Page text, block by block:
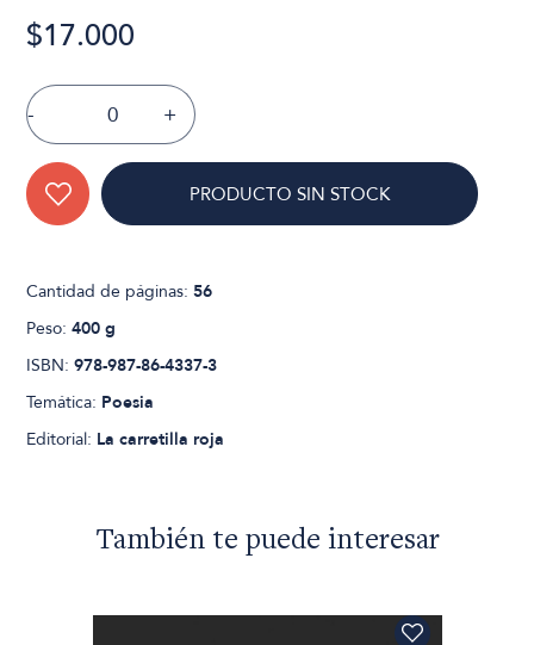
$17.000
- +
PRODUCTO SIN STOCK
Cantidad de páginas:56
Peso:400 g
ISBN:978-987-86-4337-3
Temática: Poesia
Editorial: La carretilla roja
También te puede interesar